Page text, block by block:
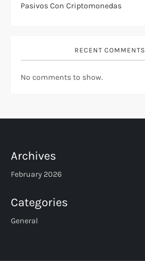
Pasivos Con Criptomonedas
RECENT COMMENTS
No comments to show.
Archives
February 2026
Categories
General